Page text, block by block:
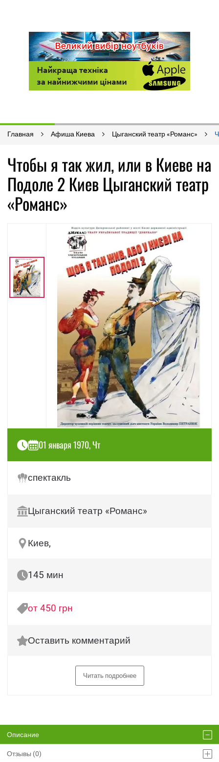
Главная Афиша Киева Цыганский театр «Романс»
Чтобы я так жил, или в Киеве на
Подоле 2 Киев Цыганский театр
«Романс»
01 января 1970, Чт
спектакль
Цыганский театр «Романс»
Киев,
145 мин
от 450 грн
Оставить комментарий
Читать подробнее
Описание
Отзывы (0)